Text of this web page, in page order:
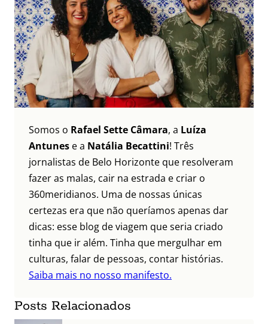
Somos o Rafael Sette Câmara, a Luíza
Antunes e a Natália Becattini! Três
jornalistas de Belo Horizonte que resolveram
fazer as malas, cair na estrada e criar o
360meridianos. Uma de nossas únicas
certezas era que não queríamos apenas dar
dicas: esse blog de viagem que seria criado
tinha que ir além. Tinha que mergulhar em
culturas, falar de pessoas, contar histórias.
Saiba mais no nosso manifesto.
Posts Relacionados